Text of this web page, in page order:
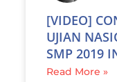
[VIDEO]
UJIAN
SMP 2019
Read More »